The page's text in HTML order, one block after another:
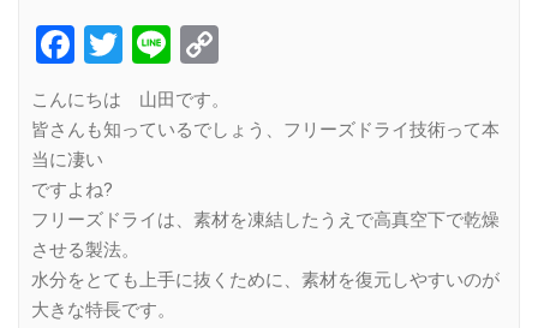
Facebook
Twitter
Line
こんにちは 山田です。
皆さんも知っているでしょう、フリーズドライ技術って本
当に凄い
ですよね?
フリーズドライは、素材を凍結したうえで高真空下で乾燥
させる製法。
水分をとても上手に抜くために、素材を復元しやすいのが
大きな特長です。